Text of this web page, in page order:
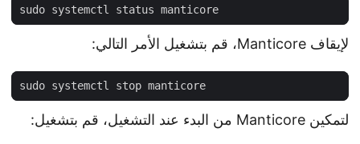
لإيقاف Manticore، قم بتشغيل الأمر التالي:
لتمكين Manticore من البدء عند التشغيل، قم بتشغيل: